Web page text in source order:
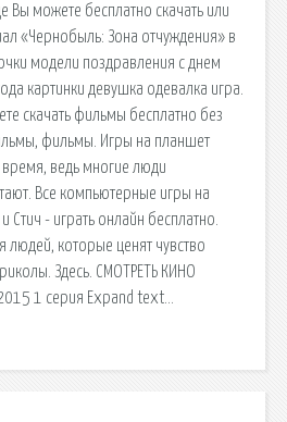
Вы можете бесплатно скачать или
«Чернобыль: Зона отчуждения» в
модели поздравления с днем
картинки девушка одевалка игра.
скачать фильмы бесплатно без
фильмы. Игры на планшет
ведь многие люди
Все компьютерные игры на
Стич - играть онлайн бесплатно.
людей, которые ценят чувство
Здесь. СМОТРЕТЬ КИНО
1 серия Expand text…